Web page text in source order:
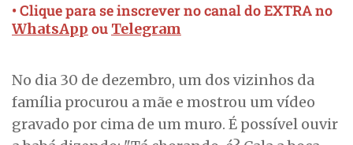
• Clique para se inscrever no canal do EXTRA no
WhatsApp ou Telegram
No dia 30 de dezembro, um dos vizinhos da
família procurou a mãe e mostrou um vídeo
gravado por cima de um muro. É possível ouvir